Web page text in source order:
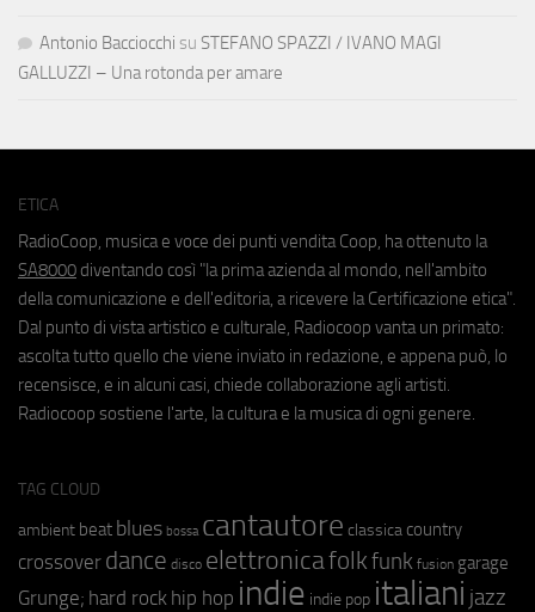
Antonio Bacciocchi su STEFANO SPAZZI / IVANO MAGI
GALLUZZI – Una rotonda per amare
ETICA
RadioCoop, musica e voce dei punti vendita Coop, ha ottenuto la
SA8000 diventando così "la prima azienda al mondo, nell'ambito
della comunicazione e dell'editoria, a ricevere la Certificazione etica".
Dal punto di vista artistico e culturale, Radiocoop vanta un primato:
ascolta tutto quello che viene inviato in redazione, e appena può, lo
recensisce, e in alcuni casi, chiede collaborazione agli artisti.
Radiocoop sostiene l'arte, la cultura e la musica di ogni genere.
TAG CLOUD
ambient beat blues bossa cantautore classica country
crossover dance disco elettronicafolkfunk fusion garage
Grunge; hard rock hip hop indie indie pop italiani jazz